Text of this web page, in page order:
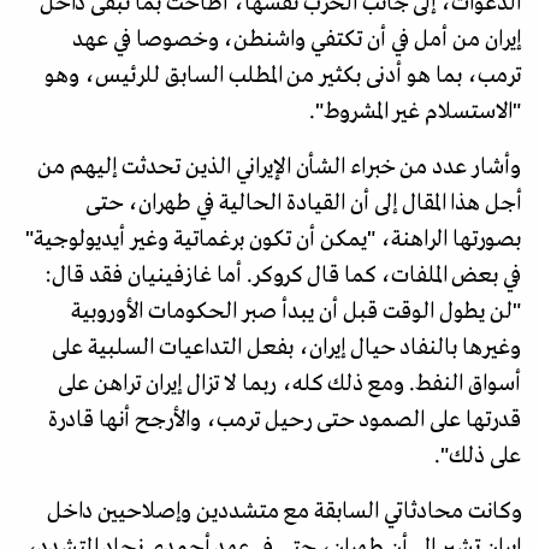
إيران من أمل في أن تكتفي واشنطن، وخصوصا في عهد
ترمب، بما هو أدنى بكثير من المطلب السابق للرئيس، وهو
"الاستسلام غير المشروط".
وأشار عدد من خبراء الشأن الإيراني الذين تحدثت إليهم من
أجل هذا المقال إلى أن القيادة الحالية في طهران، حتى
بصورتها الراهنة، "يمكن أن تكون برغماتية وغير أيديولوجية"
في بعض الملفات، كما قال كروكر. أما غازفينيان فقد قال:
"لن يطول الوقت قبل أن يبدأ صبر الحكومات الأوروبية
وغيرها بالنفاد حيال إيران، بفعل التداعيات السلبية على
أسواق النفط. ومع ذلك كله، ربما لا تزال إيران تراهن على
قدرتها على الصمود حتى رحيل ترمب، والأرجح أنها قادرة
على ذلك".
وكانت محادثاتي السابقة مع متشددين وإصلاحيين داخل